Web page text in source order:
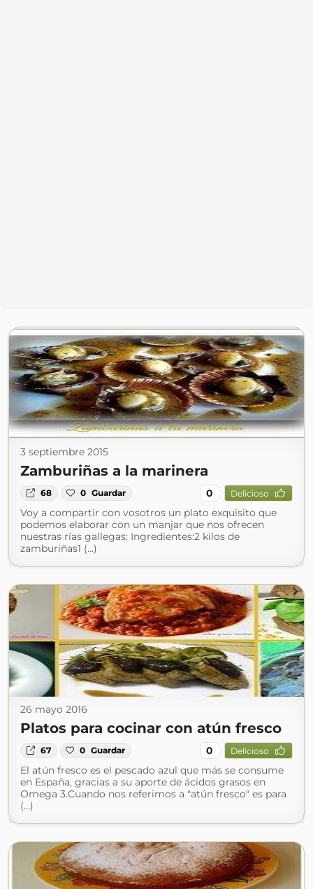
3 septiembre 2015
Zamburiñas a la marinera
68 0 Guardar 0 Delicioso
Voy a compartir con vosotros un plato exquisito que
podemos elaborar con un manjar que nos ofrecen
nuestras rías gallegas: Ingredientes:2 kilos de
zamburiñas1 (...)
26 mayo 2016
Platos para cocinar con atún fresco
67 0 Guardar 0 Delicioso
El atún fresco es el pescado azul que más se consume
en España, gracias a su aporte de ácidos grasos en
Omega 3.Cuando nos referimos a "atún fresco" es para
(...)